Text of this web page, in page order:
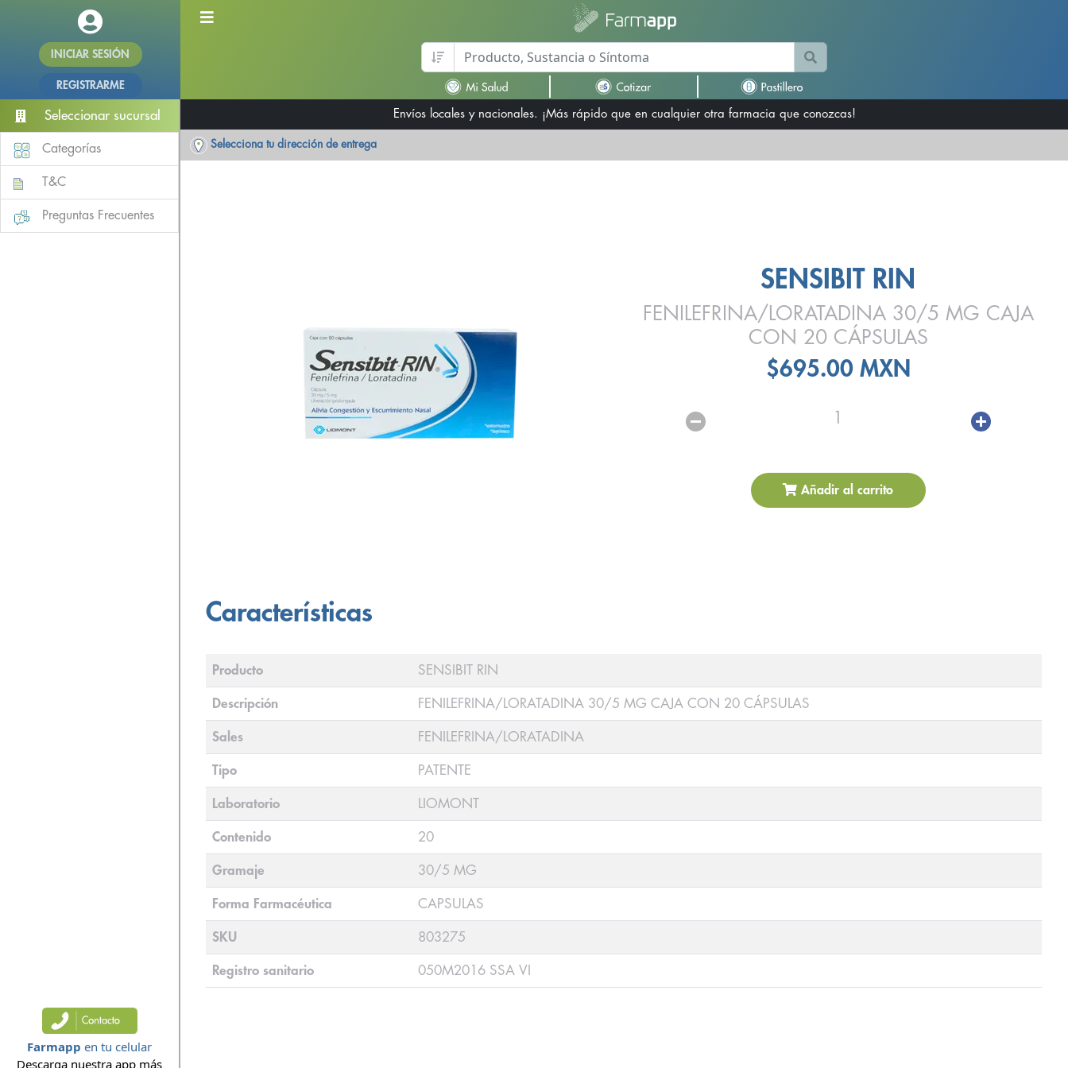
INICIAR SESIÓN
REGISTRARME
Seleccionar sucursal
Categorías
T&C
Preguntas Frecuentes
Farmapp en tu celular
Descarga nuestra app más
Envíos locales y nacionales. ¡Más rápido que en cualquier otra farmacia que conozcas!
Selecciona tu dirección de entrega
SENSIBIT RIN
FENILEFRINA/LORATADINA 30/5 MG CAJA
CON 20 CÁPSULAS
$695.00 MXN
1
Añadir al carrito
Características
Producto SENSIBIT RIN
Descripción FENILEFRINA/LORATADINA 30/5 MG CAJA CON 20 CÁPSULAS
Sales FENILEFRINA/LORATADINA
Tipo PATENTE
Laboratorio LIOMONT
Contenido 20
Gramaje 30/5 MG
Forma Farmacéutica CAPSULAS
SKU 803275
Registro sanitario 050M2016 SSA VI